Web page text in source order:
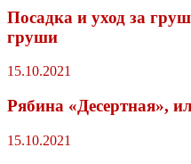
Посадка и уход за
груши
15.10.2021
Рябина «Десертная»,
15.10.2021